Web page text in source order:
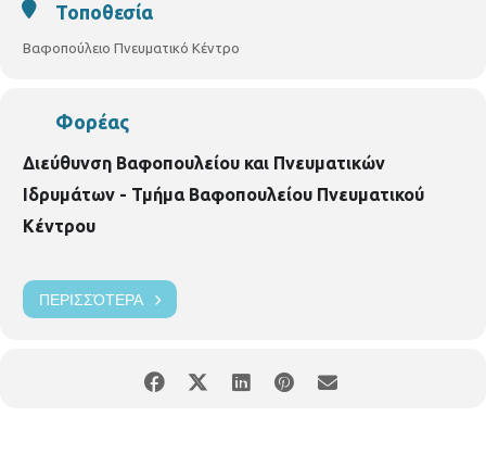
Τοποθεσία
Βαφοπούλειο Πνευματικό Κέντρο
Φορέας
Διεύθυνση Βαφοπουλείου και Πνευματικών
Ιδρυμάτων - Τμήμα Βαφοπουλείου Πνευματικού
Κέντρου
ΠΕΡΙΣΣΌΤΕΡΑ